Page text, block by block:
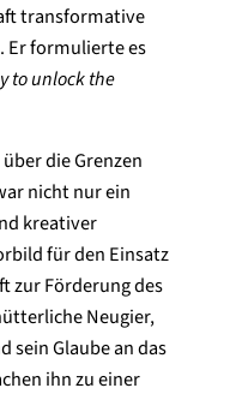
transformative
Er formulierte es
to unlock the
die Grenzen
nicht nur ein
kreativer
für den Einsatz
zur Förderung des
Neugier,
sein Glaube an das
ihn zu einer